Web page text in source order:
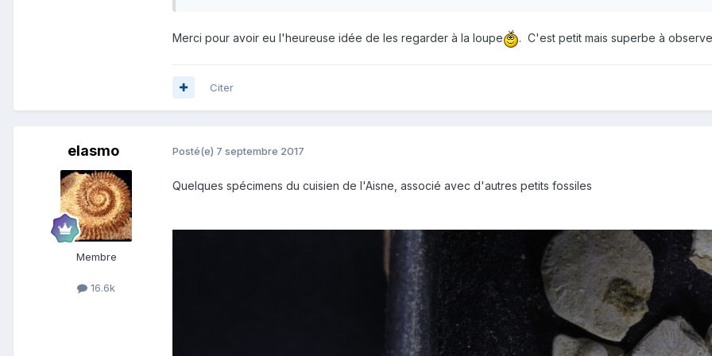
Merci pour avoir eu l'heureuse idée de les regarder à la loupe . C'est petit mais superbe à
Citer
elasmo
Membre
16.6k
Posté(e) 7 septembre 2017
Quelques spécimens du cuisien de l'Aisne, associé avec d'autres petits fossiles